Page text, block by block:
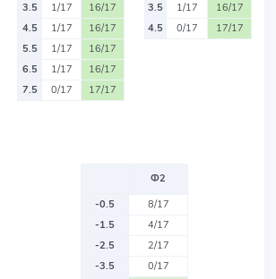
3.5
1/17
16/17
4.5
1/17
16/17
5.5
1/17
16/17
6.5
1/17
16/17
7.5
0/17 17/17
3.5
1/17
16/17
4.5
0/17 17/17
Ф2
-0.5
8/17
-1.5
4/17
-2.5
2/17
-3.5
0/17